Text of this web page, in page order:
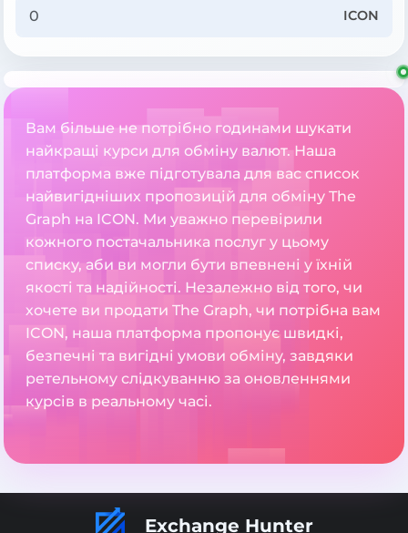
ICON
Вам більше не потрібно годинами шукати
найкращі курси для обміну валют. Наша
платформа вже підготувала для вас список
найвигідніших пропозицій для обміну The
Graph на ICON. Ми уважно перевірили
кожного постачальника послуг у цьому
списку, аби ви могли бути впевнені у їхній
якості та надійності. Незалежно від того, чи
хочете ви продати The Graph, чи потрібна вам
ICON, наша платформа пропонує швидкі,
безпечні та вигідні умови обміну, завдяки
ретельному слідкуванню за оновленнями
курсів в реальному часі.
Exchange Hunter